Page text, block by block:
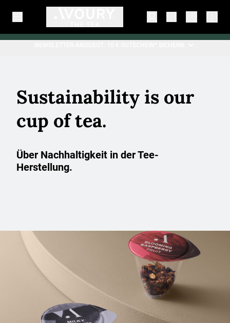
Sustainability is our
cup of tea.
Über Nachhaltigkeit in der Tee-
Herstellung.